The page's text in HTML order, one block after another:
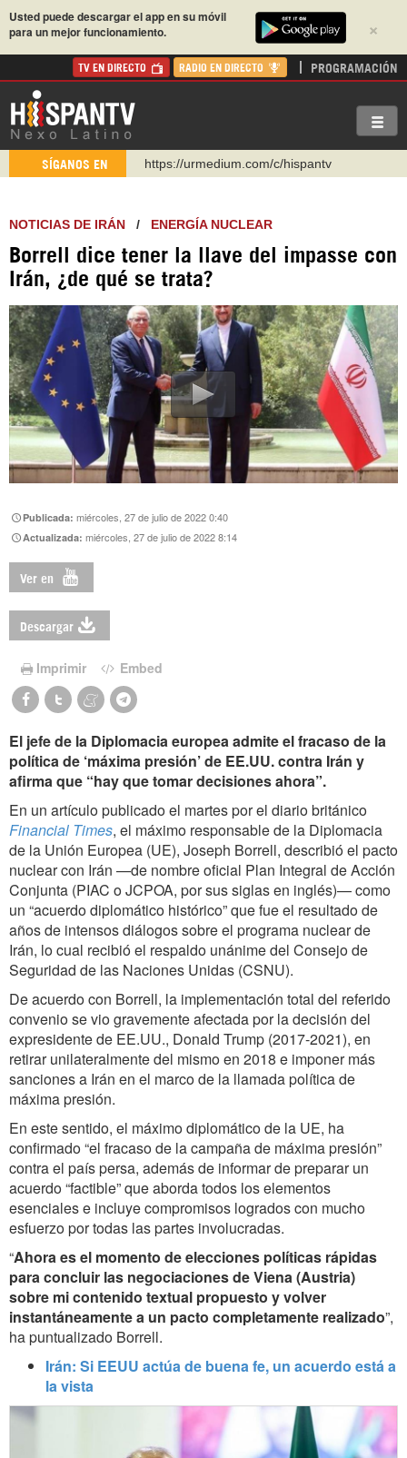
×
Usted puede descargar el app en su móvil
para un mejor funcionamiento.
TV EN DIRECTO RADIO EN DIRECTO PROGRAMACIÓN
SÍGANOS EN
https://urmedium.com/c/hispantv
Instagram como: hispan_tv
https://www.facebook.com/Nexolatino.Canal
https://www.youtube.com/@nexo_latino
https://t.me/hispantvcanal
NOTICIAS DE IRÁN / ENERGÍA NUCLEAR
Borrell dice tener la llave del impasse con
Irán, ¿de qué se trata?
Publicada:miércoles, 27 de julio de 2022 0:40
Actualizada:miércoles, 27 de julio de 2022 8:14
Ver en
Descargar
Imprimir Embed
El jefe de la Diplomacia europea admite el fracaso de la
política de ‘máxima presión’ de EE.UU. contra Irán y
afirma que “hay que tomar decisiones ahora”.
En un artículo publicado el martes por el diario británico
Financial Times, el máximo responsable de la Diplomacia
de la Unión Europea (UE), Joseph Borrell, describió el pacto
nuclear con Irán —de nombre oficial Plan Integral de Acción
Conjunta (PIAC o JCPOA, por sus siglas en inglés)— como
un “acuerdo diplomático histórico” que fue el resultado de
años de intensos diálogos sobre el programa nuclear de
Irán, lo cual recibió el respaldo unánime del Consejo de
Seguridad de las Naciones Unidas (CSNU).
De acuerdo con Borrell, la implementación total del referido
convenio se vio gravemente afectada por la decisión del
expresidente de EE.UU., Donald Trump (2017-2021), en
retirar unilateralmente del mismo en 2018 e imponer más
sanciones a Irán en el marco de la llamada política de
máxima presión.
En este sentido, el máximo diplomático de la UE, ha
confirmado “el fracaso de la campaña de máxima presión”
contra el país persa, además de informar de preparar un
acuerdo “factible” que aborda todos los elementos
esenciales e incluye compromisos logrados con mucho
esfuerzo por todas las partes involucradas.
“Ahora es el momento de elecciones políticas rápidas
para concluir las negociaciones de Viena (Austria)
sobre mi contenido textual propuesto y volver
instantáneamente a un pacto completamente realizado”,
ha puntualizado Borrell.
Irán: Si EEUU actúa de buena fe, un acuerdo está a
la vista